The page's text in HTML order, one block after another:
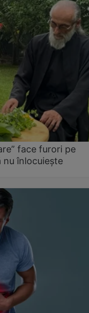
face furori pe
înlocuiește